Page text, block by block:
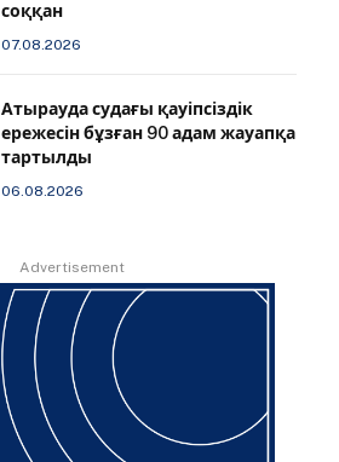
соққан
07.08.2026
Атырауда судағы қауіпсіздік
ережесін бұзған 90 адам жауапқа
тартылды
06.08.2026
Advertisement